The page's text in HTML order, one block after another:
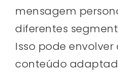
mensagem
diferentes
Isso pode
conteúdo